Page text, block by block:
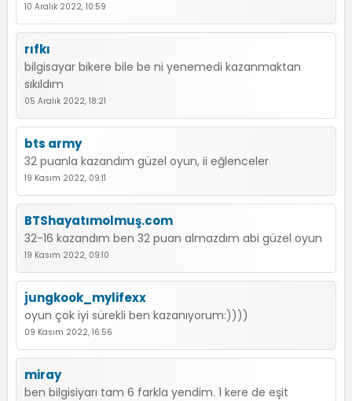
10 Aralık 2022, 10:59
rıfkı
bilgisayar bikere bile be ni yenemedi kazanmaktan
sıkıldım
05 Aralık 2022, 18:21
bts army
32 puanla kazandım güzel oyun, ii eğlenceler
19 Kasım 2022, 09:11
BTShayatımolmuş.com
32-16 kazandım ben 32 puan almazdım abi güzel oyun
19 Kasım 2022, 09:10
jungkook_mylifexx
oyun çok iyi sürekli ben kazanıyorum:))))
09 Kasım 2022, 16:56
miray
ben bilgisiyarı tam 6 farkla yendim. 1 kere de eşit